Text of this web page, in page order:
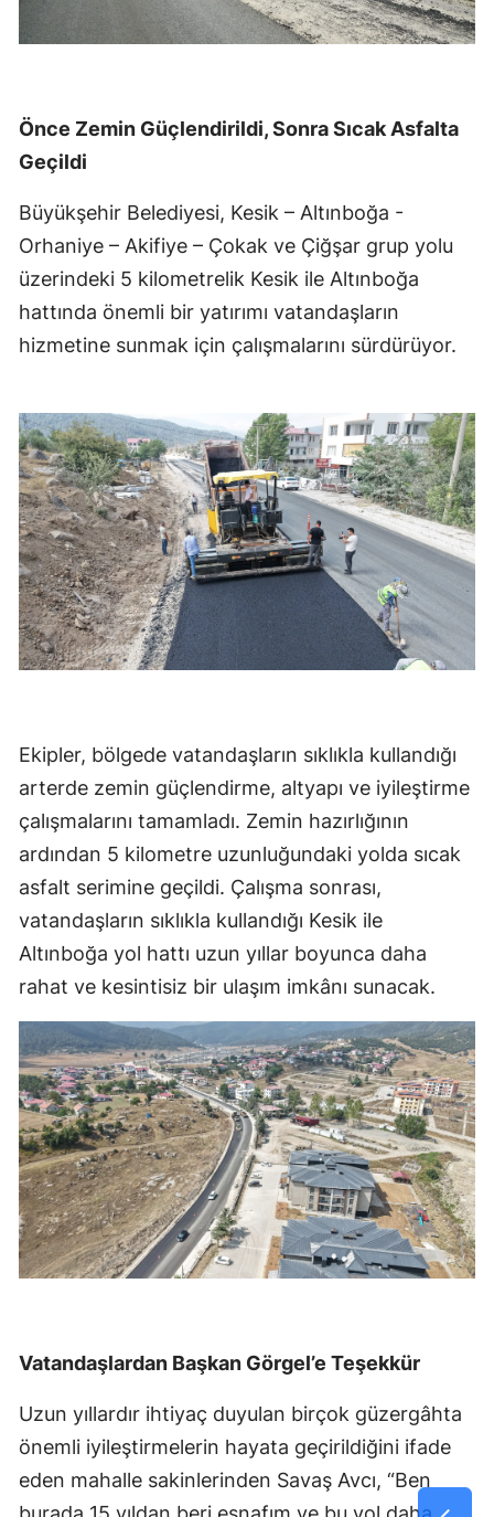
Önce Zemin Güçlendirildi, Sonra Sıcak Asfalta
Geçildi
Büyükşehir Belediyesi, Kesik – Altınboğa -
Orhaniye – Akifiye – Çokak ve Çiğşar grup yolu
üzerindeki 5 kilometrelik Kesik ile Altınboğa
hattında önemli bir yatırımı vatandaşların
hizmetine sunmak için çalışmalarını sürdürüyor.
Ekipler, bölgede vatandaşların sıklıkla kullandığı
arterde zemin güçlendirme, altyapı ve iyileştirme
çalışmalarını tamamladı. Zemin hazırlığının
ardından 5 kilometre uzunluğundaki yolda sıcak
asfalt serimine geçildi. Çalışma sonrası,
vatandaşların sıklıkla kullandığı Kesik ile
Altınboğa yol hattı uzun yıllar boyunca daha
rahat ve kesintisiz bir ulaşım imkânı sunacak.
Vatandaşlardan Başkan Görgel’e Teşekkür
Uzun yıllardır ihtiyaç duyulan birçok güzergâhta
önemli iyileştirmelerin hayata geçirildiğini ifade
eden mahalle sakinlerinden Savaş Avcı, “Ben